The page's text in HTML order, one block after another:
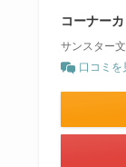
コーナー
サンスター
口コミを